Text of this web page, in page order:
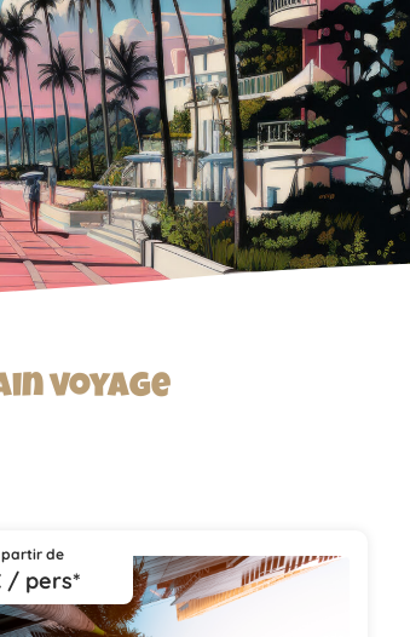
voyage
de
/ pers*